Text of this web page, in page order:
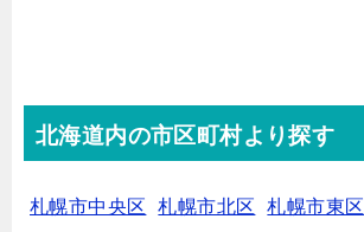
北海道内の市区町村より探す
札幌市中央区 札幌市北区 札幌市東区